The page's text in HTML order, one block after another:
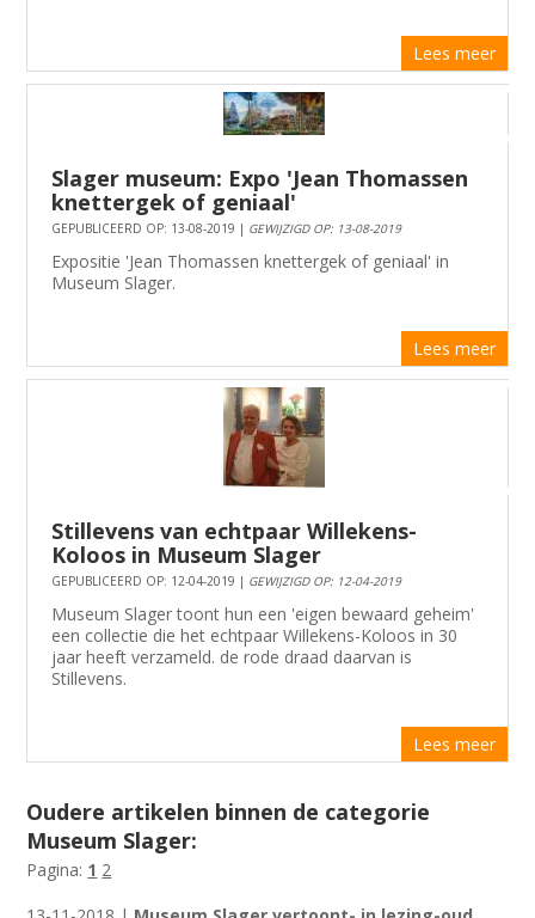
Lees meer
Slager museum: Expo 'Jean Thomassen
knettergek of geniaal'
GEPUBLICEERD OP: 13-08-2019 | GEWIJZIGD OP: 13-08-2019
Expositie 'Jean Thomassen knettergek of geniaal' in
Museum Slager.
Lees meer
Stillevens van echtpaar Willekens-
Koloos in Museum Slager
GEPUBLICEERD OP: 12-04-2019 | GEWIJZIGD OP: 12-04-2019
Museum Slager toont hun een 'eigen bewaard geheim'
een collectie die het echtpaar Willekens-Koloos in 30
jaar heeft verzameld. de rode draad daarvan is
Stillevens.
Lees meer
Oudere artikelen binnen de categorie
Museum Slager:
Pagina: 1 2